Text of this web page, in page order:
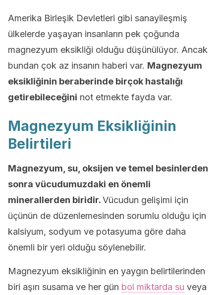
Amerika Birleşik Devletleri gibi sanayileşmiş
ülkelerde yaşayan insanların pek çoğunda
magnezyum eksikliği olduğu düşünülüyor. Ancak
bundan çok az insanın haberi var. Magnezyum
eksikliğinin beraberinde birçok hastalığı
getirebileceğini not etmekte fayda var.
Magnezyum Eksikliğinin
Belirtileri
Magnezyum, su, oksijen ve temel besinlerden
sonra vücudumuzdaki en önemli
minerallerden biridir.Vücudun gelişimi için
üçünün de düzenlemesinden sorumlu olduğu için
kalsiyum, sodyum ve potasyuma göre daha
önemli bir yeri olduğu söylenebilir.
Magnezyum eksikliğinin en yaygın belirtilerinden
biri aşırı susama ve her gün bol miktarda su veya